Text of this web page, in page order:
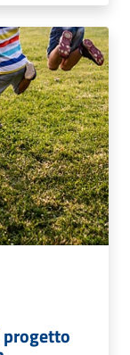
progetto